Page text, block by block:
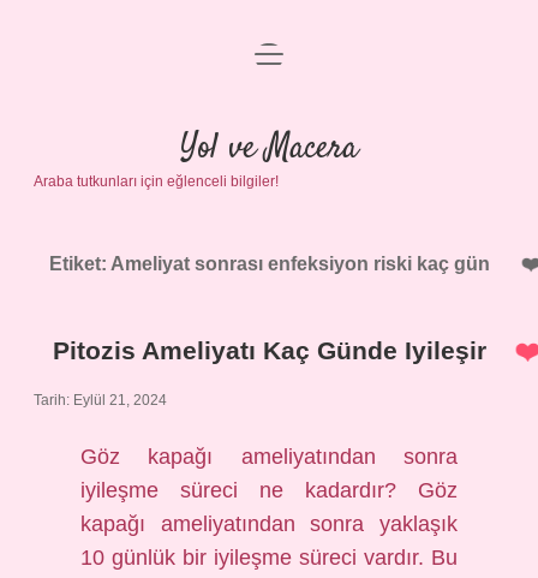
Anasayfa
Gizlilik Politikası
Yasal Uyarı
menüyü
Yol ve Macera
Araba tutkunları için eğlenceli bilgiler!
Etiket: Ameliyat sonrası enfeksiyon riski kaç gün
Pitozis Ameliyatı Kaç Günde Iyileşir
Tarih: Eylül 21, 2024
Göz kapağı ameliyatından sonra
iyileşme süreci ne kadardır? Göz
kapağı ameliyatından sonra yaklaşık
10 günlük bir iyileşme süreci vardır. Bu